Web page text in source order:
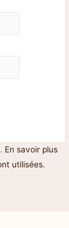
En savoir plus
utilisées.